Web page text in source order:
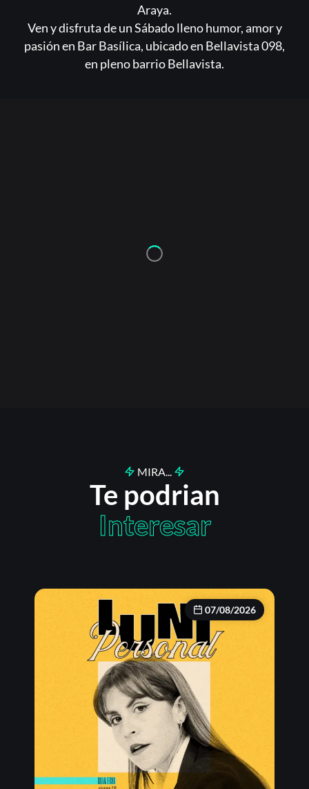
Araya.
Ven y disfruta de un Sábado lleno humor, amor y
pasión en Bar Basílica, ubicado en Bellavista 098,
en pleno barrio Bellavista.
MIRA...
Te podrian
Interesar
07/08/2026